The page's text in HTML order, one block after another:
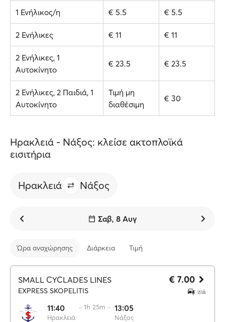
1 Ενήλικος/η € 5.5 € 5.5
2 Ενήλικες € 11 € 11
2 Ενήλικες, 1
Αυτοκίνητο
€ 23.5 € 23.5
2 Ενήλικες, 2 Παιδιά, 1
Αυτοκίνητο
Τιμή μη
διαθέσιμη
€ 30
Ηρακλειά - Νάξος: κλείσε ακτοπλοϊκά
εισιτήρια
Ηρακλειά Νάξος
Σαβ, 8 Αυγ
Ώρα αναχώρησης Διάρκεια Τιμή
SMALL CYCLADES LINES
EXPRESS SKOPELITIS
11:40
Ηρακλειά
·· 1h 25m ·· 13:05
Νάξος
€ 7.00